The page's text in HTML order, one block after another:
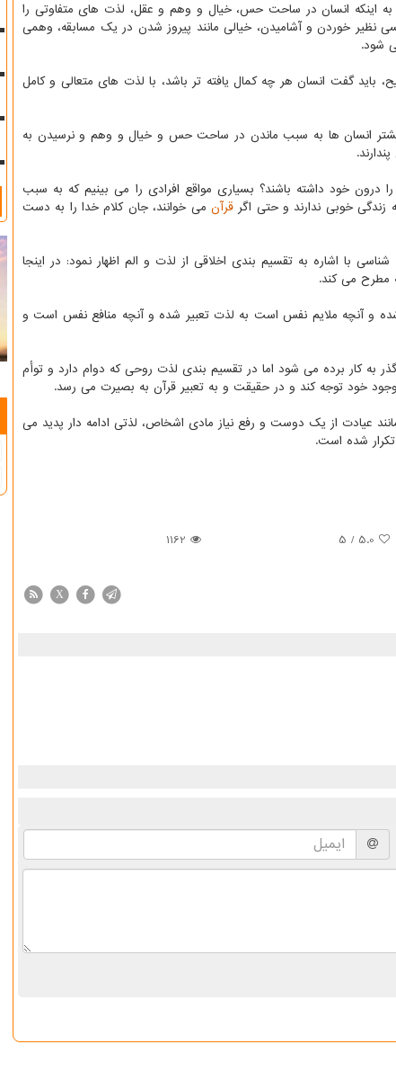
به اینکه انسان در ساحت حس، خیال و وهم و عقل، لذت های متفاوتی را
نظیر خوردن و آشامیدن، خیالی مانند پیروز شدن در یک مسابقه، وهمی
شود.
گفت انسان هر چه کمال یافته تر باشد، با لذت های متعالی و کامل
بیشتر انسان ها به سبب ماندن در ساحت حس و خیال و وهم و نرسیدن به
درون خود داشته باشند؟ بسیاری مواقع افرادی را می بینیم که به سبب
خوبی ندارند و حتی اگرقرآن می خوانند، جان کلام خدا را به دست
با اشاره به تقسیم بندی اخلاقی از لذت و الم اظهار نمود: در اینجا
مطرح می کند.
و آنچه ملایم نفس است به لذت تعبیر شده و آنچه منافع نفس است و
کار برده می شود اما در تقسیم بندی لذت روحی که دوام دارد و توأم
خود توجه کند و در حقیقت و به تعبیر قرآن به بصیرت می رسد.
عیادت از یک دوست و رفع نیاز مادی اشخاص، لذتی ادامه دار پدید می
شده است.
5.0
/
5
1162
X